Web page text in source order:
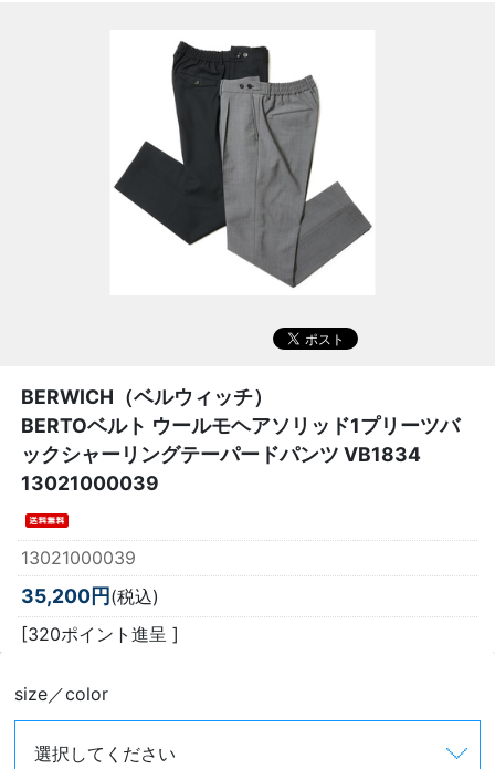
BERWICH（ベルウィッチ）
BERTOベルト ウールモヘアソリッド1プリーツバ
ックシャーリングテーパードパンツ VB1834
13021000039
13021000039
35,200円(税込)
[320ポイント進呈 ]
size／color